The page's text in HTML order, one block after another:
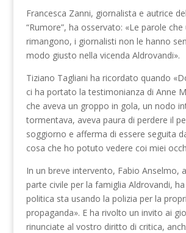
Francesca Zanni, giornalista e autrice
“Rumore”, ha osservato: «Le parole
rimangono, i giornalisti non le hanno
modo giusto nella vicenda Aldrovandi».
Tiziano Tagliani ha ricordato quando
ci ha portato la testimonianza di Anne
che aveva un groppo in gola, un nodo
tormentava, aveva paura di perdere il
soggiorno e afferma di essere seguita
cosa che ho potuto vedere coi miei
In un breve intervento, Fabio Anselmo,
parte civile per la famiglia Aldrovandi,
politica sta usando la polizia per la
propaganda». E ha rivolto un invito ai
rinunciate al vostro diritto di critica,